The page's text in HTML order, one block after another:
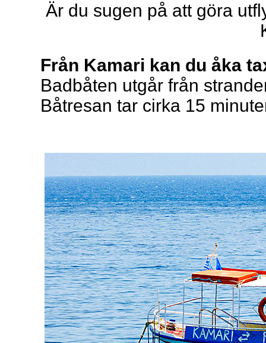
Är du sugen på att göra
Från Kamari kan du åka
Badbåten utgår från
Båtresan tar cirka 15